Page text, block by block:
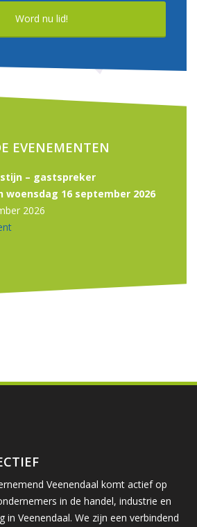
Word nu lid!
EVENEMENTEN
– gastspreker
woensdag 16 september 2026
2026
Veenendaal komt actief op
in de handel, industrie en
in Veenendaal. We zijn een verbindend